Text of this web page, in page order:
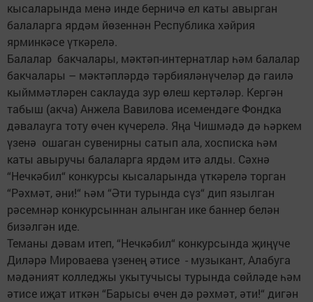
кысаларында менә инде берничә ел каты авырган
балаларга ярдәм йөзеннән Республика хәйрия
ярминкәсе үткәрелә.
Балалар бакчалары, мәктәп-интернатлар һәм балалар
бакчалары – мәктәпләрдә тәрбияләнүчеләр дә гаилә
кыйммәтләрен саклауда зур өлеш кертәләр. Кергән
табыш (акча) Анжела Вавилова исемендәге Фондка
дәвалауга тоту өчен күчерелә. Яңа Чишмәдә дә һәркем
үзенә ошаган сувенирны сатып ала, хосписка һәм
каты авыручы балаларга ярдәм итә алды. Сәхнә
“Нечкәбил“ конкурсы кысаларында үткәрелә торган
“Рәхмәт, әни!“ һәм “Әти турында сүз“ дип язылган
рәсемнәр конкурсыннан алынган ике баннер белән
бизәлгән иде.
Теманы дәвам итеп, “Нечкәбил“ конкурсында җиңүче
Диләрә Мироваева үзенең әтисе - музыкант, Алабуга
мәдәният колледжы укытучысы турында сөйләде һәм
әтисе иҗат иткән “Барысы өчен дә рәхмәт, әти!“ дигән